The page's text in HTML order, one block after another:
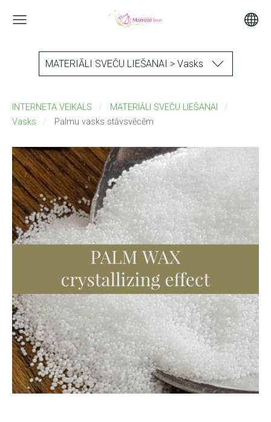
MATERIĀLI SVEČU LIEŠANAI > Vasks
INTERNETA VEIKALS
MATERIĀLI SVEČU LIEŠANAI
Vasks
Palmu vasks stāvsvēcēm